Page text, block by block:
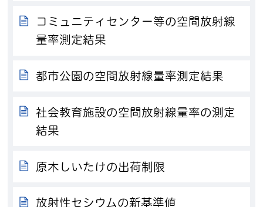
コミュニティセンター等の空間放射線
量率測定結果
都市公園の空間放射線量率測定結果
社会教育施設の空間放射線量率の測定
結果
原木しいたけの出荷制限
放射性セシウムの新基準値